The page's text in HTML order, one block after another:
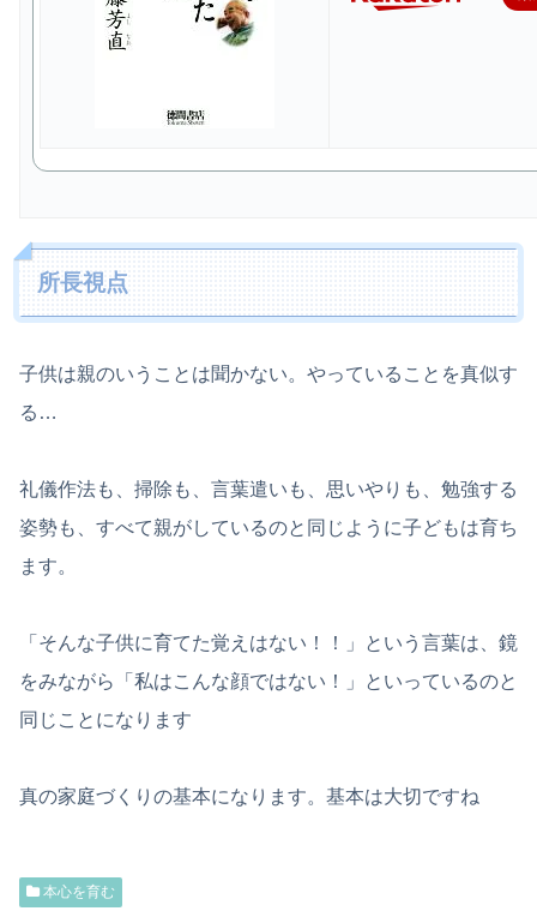
所長視点
子供は親のいうことは聞かない。やっていることを真似す
る…
礼儀作法も、掃除も、言葉遣いも、思いやりも、勉強する
姿勢も、すべて親がしているのと同じように子どもは育ち
ます。
「そんな子供に育てた覚えはない！！」という言葉は、鏡
をみながら「私はこんな顔ではない！」といっているのと
同じことになります
真の家庭づくりの基本になります。基本は大切ですね
本心を育む